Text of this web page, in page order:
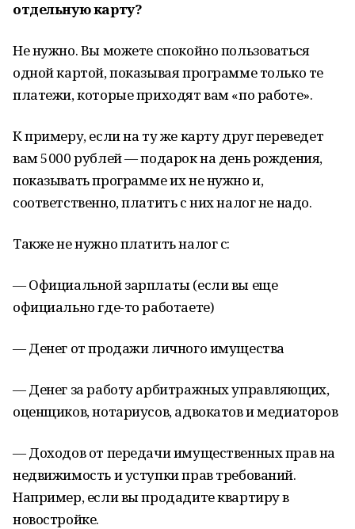
отдельную карту?
Не нужно. Вы можете спокойно пользоваться
одной картой, показывая программе только те
платежи, которые приходят вам «по работе».
К примеру, если на ту же карту друг переведет
вам 5000 рублей — подарок на день рождения,
показывать программе их не нужно и,
соответственно, платить с них налог не надо.
Также не нужно платить налог с:
— Официальной зарплаты (если вы еще
официально где-то работаете)
— Денег от продажи личного имущества
— Денег за работу арбитражных управляющих,
оценщиков, нотариусов, адвокатов и медиаторов
— Доходов от передачи имущественных прав на
недвижимость и уступки прав требований.
Например, если вы продадите квартиру в
новостройке.